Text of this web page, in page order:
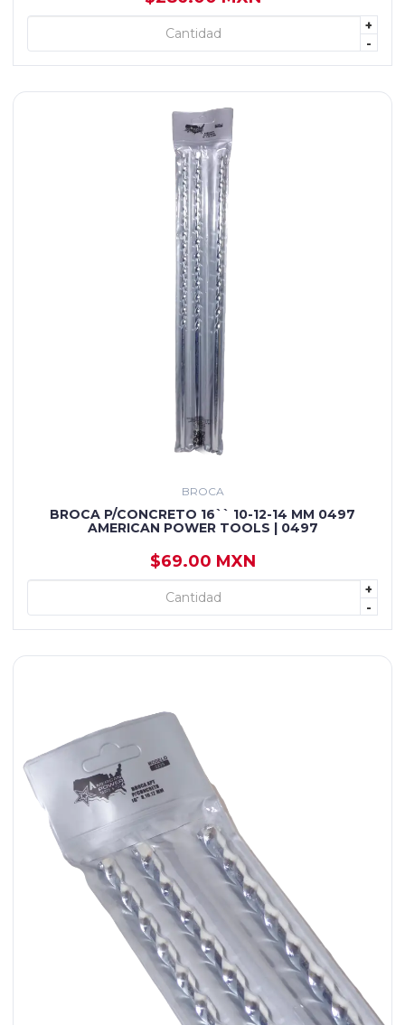
+
-
+ AGREGAR
BROCA
BROCA P/CONCRETO 16`` 10-12-14 MM 0497
AMERICAN POWER TOOLS | 0497
$69.00 MXN
+
-
+ AGREGAR